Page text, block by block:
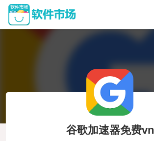
谷歌加速器免费vn